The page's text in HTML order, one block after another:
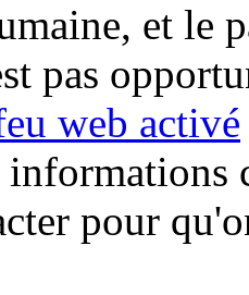
et le
pas
web activé
informations
pour